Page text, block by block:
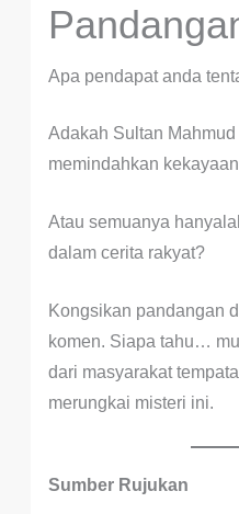
Apa pendapat anda
Adakah Sultan
memindahkan
Atau semuanya
dalam cerita rakyat?
Kongsikan pandangan
komen. Siapa tahu…
dari masyarakat
merungkai misteri ini.
Sumber Rujukan